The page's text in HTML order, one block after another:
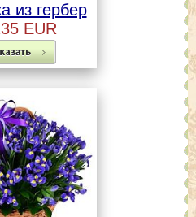
из гербер
EUR